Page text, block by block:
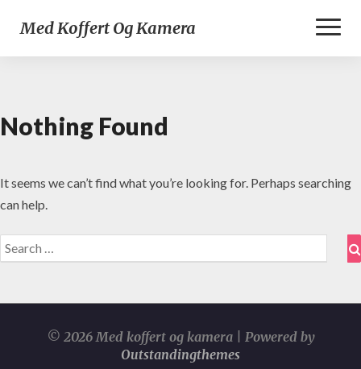
Med Koffert Og Kamera
Nothing
Found
Nothing Found
It seems we can’t find what you’re looking for. Perhaps searching
can help.
Search
for:
© 2026 Med koffert og kamera | Powered by
Outstandingthemes